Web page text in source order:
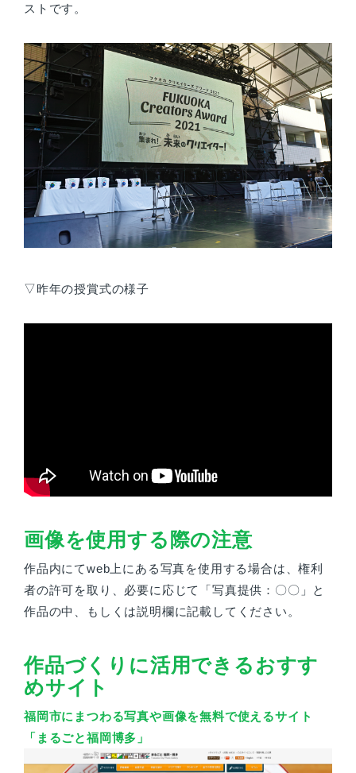
ストです。
▽昨年の授賞式の様子
画像を使用する際の注意
作品内にてweb上にある写真を使用する場合は、権利
者の許可を取り、必要に応じて「写真提供：〇〇」と
作品の中、もしくは説明欄に記載してください。
作品づくりに活用できるおすす
めサイト
福岡市にまつわる写真や画像を無料で使えるサイト
「まるごと福岡博多」